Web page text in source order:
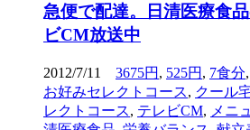
急便で配達。日清医療食
ビCM放送中
2012/7/11 3675円 , 525円 , 7食分,
お好みセレクトコース, クール
レクトコース, テレビCM, メニ